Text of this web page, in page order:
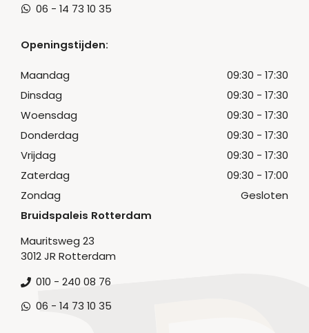
06 - 14 73 10 35
Openingstijden:
Maandag
09:30 - 17:30
Dinsdag
09:30 - 17:30
Woensdag
09:30 - 17:30
Donderdag
09:30 - 17:30
Vrijdag
09:30 - 17:30
Zaterdag
09:30 - 17:00
Zondag
Gesloten
Bruidspaleis Rotterdam
Mauritsweg 23
3012 JR Rotterdam
010 - 240 08 76
06 - 14 73 10 35